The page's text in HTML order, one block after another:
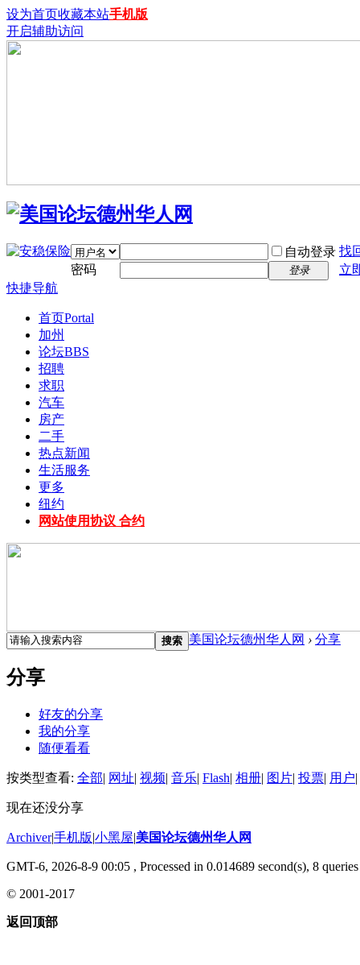
设为首页收藏本站手机版
开启辅助访问
自动登录 找
密码
登录
立
快捷导航
首页Portal
加州
论坛BBS
招聘
求职
汽车
房产
二手
热点新闻
生活服务
更多
纽约
网站使用协议 合约
搜索 美国论坛德州华人网 › 分享
分享
好友的分享
我的分享
随便看看
按类型查看: 全部| 网址| 视频| 音乐| Flash| 相册| 图片| 投票| 用户|
现在还没分享
Archiver|手机版|小黑屋|美国论坛德州华人网
GMT-6, 2026-8-9 00:05 , Processed in 0.014689 second(s), 8
© 2001-2017
返回顶部